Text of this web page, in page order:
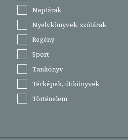
Naptárak
Nyelvkönyvek, szótárak
Regény
Sport
Tankönyv
Térképek, útikönyvek
Történelem